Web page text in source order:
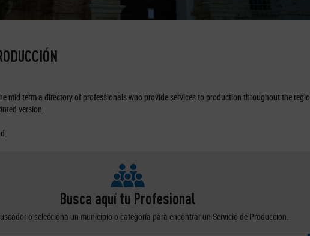
mid term a directory of professionals who provide services to production throughout the
version.
Busca aquí tu Profesional
o selecciona un municipio o categoría para encontrar un Servicio de Producción.